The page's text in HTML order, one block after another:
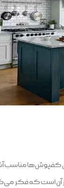
کفپوش‌ها مناسب
آن است که فکر